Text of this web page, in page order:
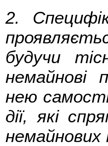
2.
будучи
немайнові
нею
дії, які
немайнових